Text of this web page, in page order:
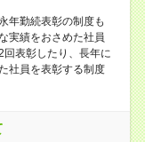
年勤続表彰の制度も
実績をおさめた社員
回表彰したり、長年に
社員を表彰する制度